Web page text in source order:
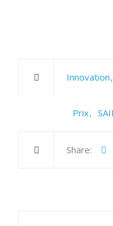
Innovation
Prix
Share: